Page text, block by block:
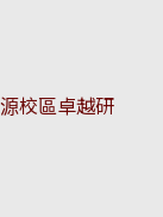
校區卓越研